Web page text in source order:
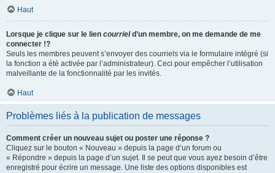
Haut
Lorsque je clique sur le lien courrield’un membre, on me demande de me
connecter !?
Seuls les membres peuvent s’envoyer des courriels via le formulaire intégré (si
la fonction a été activée par l’administrateur). Ceci pour empêcher l’utilisation
malveillante de la fonctionnalité par les invités.
Haut
Problèmes liés à la publication de messages
Comment créer un nouveau sujet ou poster une réponse ?
Cliquez sur le bouton « Nouveau » depuis la page d’un forum ou
« Répondre » depuis la page d’un sujet. Il se peut que vous ayez besoin d’être
enregistré pour écrire un message. Une liste des options disponibles est